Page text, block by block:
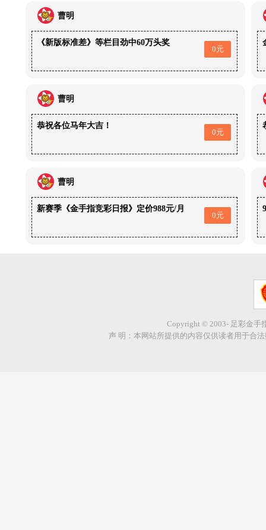
曹明
《新版标准差》等栏目劲中60万头奖
0元
曹明
恭祝各位马年大吉！
0元
曹明
新赛季《金手指竞彩日报》定价988元/月
0元
Copyright © 2003- 足彩金手
声 明：本网站所提供的内容仅供读者用于合